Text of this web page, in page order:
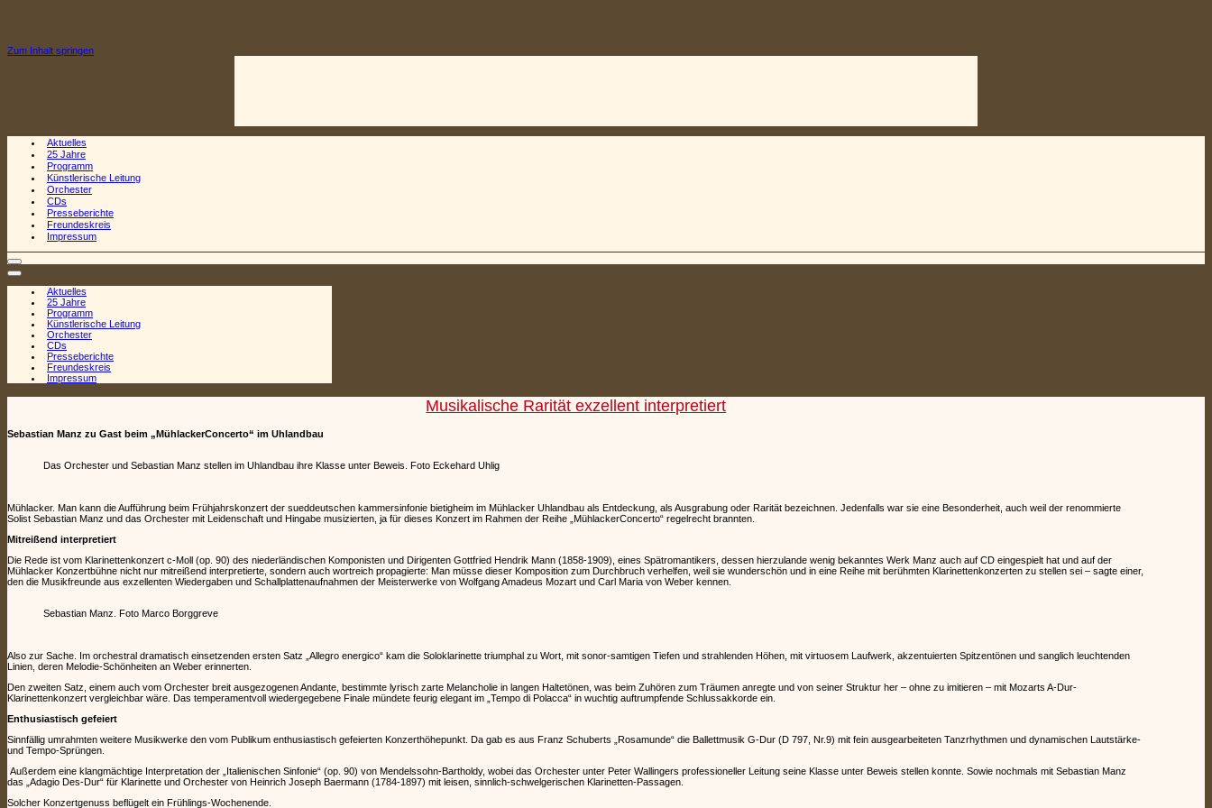
Zum Inhalt springen
Aktuelles
25 Jahre
Programm
Künstlerische Leitung
Orchester
CDs
Presseberichte
Freundeskreis
Impressum
Navigationsmenü
Navigationsmenü
Aktuelles
25 Jahre
Programm
Künstlerische Leitung
Orchester
CDs
Presseberichte
Freundeskreis
Impressum
Musikalische Rarität exzellent interpretiert
Sebastian Manz zu Gast beim „MühlackerConcerto“ im Uhlandbau
Das Orchester und Sebastian Manz stellen im Uhlandbau ihre Klasse unter Beweis. Foto Eckehard Uhlig
Mühlacker. Man kann die Aufführung beim Frühjahrskonzert der sueddeutschen kammersinfonie bietigheim im Mühlacker Uhlandbau als Entdeckung, als Ausgrabung oder Rarität bezeichnen. Jedenfalls war sie eine Besonderheit, auch weil der renommierte
Solist Sebastian Manz und das Orchester mit Leidenschaft und Hingabe musizierten, ja für dieses Konzert im Rahmen der Reihe „MühlackerConcerto“ regelrecht brannten.
Mitreißend interpretiert
Die Rede ist vom Klarinettenkonzert c-Moll (op. 90) des niederländischen Komponisten und Dirigenten Gottfried Hendrik Mann (1858-1909), eines Spätromantikers, dessen hierzulande wenig bekanntes Werk Manz auch auf CD eingespielt hat und auf der
Mühlacker Konzertbühne nicht nur mitreißend interpretierte, sondern auch wortreich propagierte: Man müsse dieser Komposition zum Durchbruch verhelfen, weil sie wunderschön und in eine Reihe mit berühmten Klarinettenkonzerten zu stellen sei – sagte einer,
den die Musikfreunde aus exzellenten Wiedergaben und Schallplattenaufnahmen der Meisterwerke von Wolfgang Amadeus Mozart und Carl Maria von Weber kennen.
Sebastian Manz. Foto Marco Borggreve
Also zur Sache. Im orchestral dramatisch einsetzenden ersten Satz „Allegro energico“ kam die Soloklarinette triumphal zu Wort, mit sonor-samtigen Tiefen und strahlenden Höhen, mit virtuosem Laufwerk, akzentuierten Spitzentönen und sanglich leuchtenden
Linien, deren Melodie-Schönheiten an Weber erinnerten.
Den zweiten Satz, einem auch vom Orchester breit ausgezogenen Andante, bestimmte lyrisch zarte Melancholie in langen Haltetönen, was beim Zuhören zum Träumen anregte und von seiner Struktur her – ohne zu imitieren – mit Mozarts A-Dur-
Klarinettenkonzert vergleichbar wäre. Das temperamentvoll wiedergegebene Finale mündete feurig elegant im „Tempo di Polacca“ in wuchtig auftrumpfende Schlussakkorde ein.
Enthusiastisch gefeiert
Sinnfällig umrahmten weitere Musikwerke den vom Publikum enthusiastisch gefeierten Konzerthöhepunkt. Da gab es aus Franz Schuberts „Rosamunde“ die Ballettmusik G-Dur (D 797, Nr.9) mit fein ausgearbeiteten Tanzrhythmen und dynamischen Lautstärke-
und Tempo-Sprüngen.
Außerdem eine klangmächtige Interpretation der „Italienischen Sinfonie“ (op. 90) von Mendelssohn-Bartholdy, wobei das Orchester unter Peter Wallingers professioneller Leitung seine Klasse unter Beweis stellen konnte. Sowie nochmals mit Sebastian Manz
das „Adagio Des-Dur“ für Klarinette und Orchester von Heinrich Joseph Baermann (1784-1897) mit leisen, sinnlich-schwelgerischen Klarinetten-Passagen.
Solcher Konzertgenuss beflügelt ein Frühlings-Wochenende.